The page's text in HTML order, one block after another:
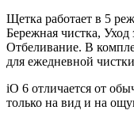
Щетка работает в 5
Бережная чистка,
Отбеливание. В
для ежедневной
iO 6 отличается от
только на вид и на